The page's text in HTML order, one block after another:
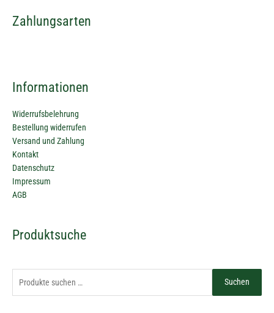
Zahlungsarten
Informationen
Widerrufsbelehrung
Bestellung widerrufen
Versand und Zahlung
Kontakt
Datenschutz
Impressum
AGB
Produktsuche
Suchen
Suchen